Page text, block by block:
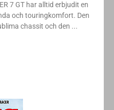
7 GT har alltid erbjudit en
och touringkomfort. Den
chassit och den